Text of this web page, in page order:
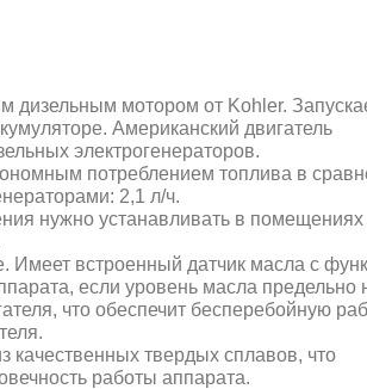
дизельным мотором от Kohler.
Американский двигатель
электрогенераторов.
потреблением топлива в
2,1 л/ч.
нужно устанавливать в помещениях
Имеет встроенный датчик масла с
если уровень масла предельно
что обеспечит бесперебойную
качественных твердых сплавов, что
работы аппарата.